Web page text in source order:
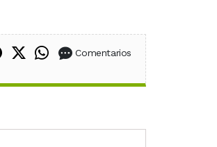
Compartir en Facebook
Compartir en X (Twitter)
Compartir en WhatsApp
Comentarios